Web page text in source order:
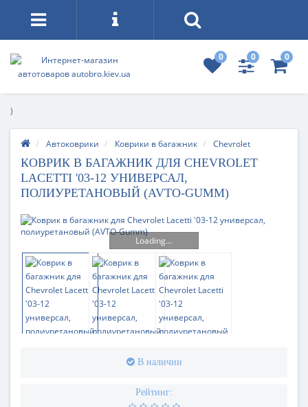
0 0 0
)
Автоковрики Коврики в багажник Chevrolet
КОВРИК В БАГАЖНИК ДЛЯ CHEVROLET
LACETTI '03-12 УНИВЕРСАЛ,
ПОЛИУРЕТАНОВЫЙ (AVTO-GUMM)
Loading...
В наличии
Рейтинг: